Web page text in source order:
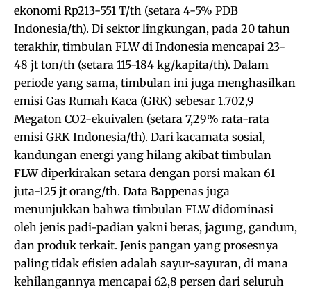
ekonomi Rp213-551 T/th (setara 4-5% PDB
Indonesia/th). Di sektor lingkungan, pada 20 tahun
terakhir, timbulan FLW di Indonesia mencapai 23-
48 jt ton/th (setara 115-184 kg/kapita/th). Dalam
periode yang sama, timbulan ini juga menghasilkan
emisi Gas Rumah Kaca (GRK) sebesar 1.702,9
Megaton CO2-ekuivalen (setara 7,29% rata-rata
emisi GRK Indonesia/th). Dari kacamata sosial,
kandungan energi yang hilang akibat timbulan
FLW diperkirakan setara dengan porsi makan 61
juta-125 jt orang/th. Data Bappenas juga
menunjukkan bahwa timbulan FLW didominasi
oleh jenis padi-padian yakni beras, jagung, gandum,
dan produk terkait. Jenis pangan yang prosesnya
paling tidak efisien adalah sayur-sayuran, di mana
kehilangannya mencapai 62,8 persen dari seluruh